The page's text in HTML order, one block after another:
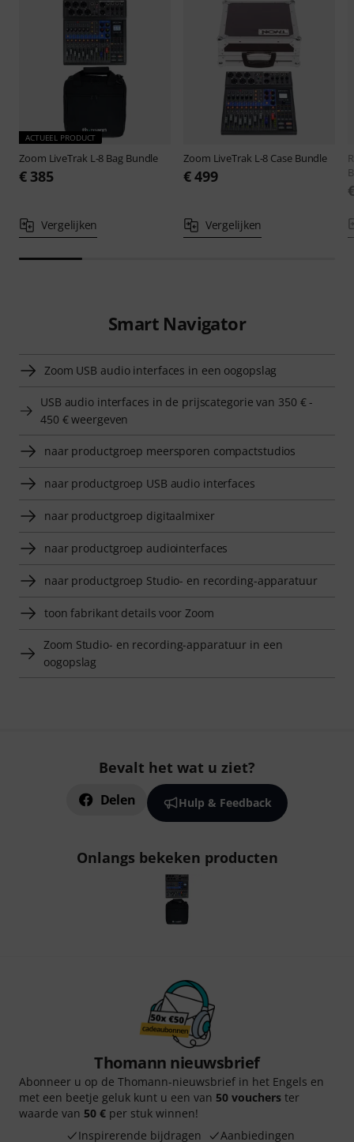
ACTUEEL PRODUCT
Zoom LiveTrak L-8 Bag Bundle
€ 385
Vergelijken
Zoom LiveTrak L-8 Case Bundle
€ 499
Vergelijken
Smart Navigator
Zoom USB audio interfaces in een oogopslag
USB audio interfaces in de prijscategorie van 350 € -
450 € weergeven
naar productgroep meersporen compactstudios
naar productgroep USB audio interfaces
naar productgroep digitaalmixer
naar productgroep audiointerfaces
naar productgroep Studio- en recording-apparatuur
toon fabrikant details voor Zoom
Zoom Studio- en recording-apparatuur in een
oogopslag
Bevalt het wat u ziet?
Delen Hulp & Feedback
Onlangs bekeken producten
Thomann nieuwsbrief
Abonneer u op de Thomann-nieuwsbrief in het Engels en
met een beetje geluk kunt u een van 50 vouchers ter
waarde van 50 € per stuk winnen!
Inspirerende bijdragen
Aanbiedingen